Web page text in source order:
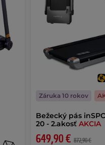
Bežecký pás
20 - 2.akosťAKCIA
649,90 € 872,90 €
Záruka 10 rokov